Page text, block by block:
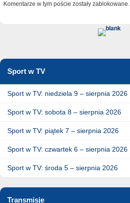
Komentarze w tym poście zostały zablokowane.
Sport w TV
Sport w TV: niedziela 9 – sierpnia 2026
Sport w TV: sobota 8 – sierpnia 2026
Sport w TV: piątek 7 – sierpnia 2026
Sport w TV: czwartek 6 – sierpnia 2026
Sport w TV: środa 5 – sierpnia 2026
Transmisje